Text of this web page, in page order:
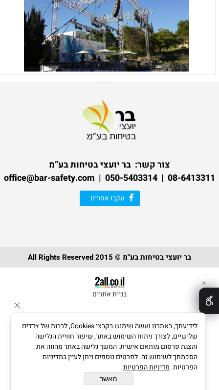
צור קשר: בר יועצי בטיחות בע”מ
08-6413311 | 050-5403314 | office@bar-safety.com
עקבו אחרינו
בר יועצי בטיחות בע"מ © 2015 All Rights Reserved
בניית אתרים
✕
לידיעתך, באתרנו נעשה שימוש בקבצי Cookies, לרבות של צדדים
שלישיים, לצורך ניתוח השימוש באתר, שיפור חוויית הגלישה
והצגת פרסום מותאם אישית. המשך גלישה באתר מהווה את
הסכמתך לשימוש זה. לפרטים נוספים ניתן לעיין במדיניות
הפרטיות.מדיניות הפרטיות
מאשר